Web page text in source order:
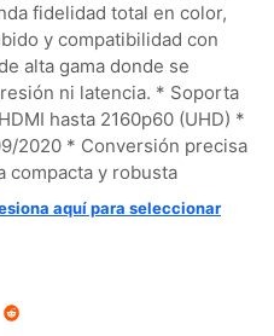
fidelidad total en color,
y compatibilidad con
alta gama donde se
ni latencia. * Soporta
hasta 2160p60 (UHD) *
2020 * Conversión precisa
compacta y robusta
aquí para seleccionar